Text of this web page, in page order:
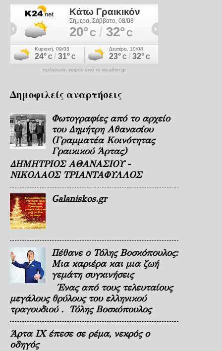
πρόγνωση καιρού από το weather.gr
Δημοφιλείς αναρτήσεις
Φωτογραφίες από το αρχείο
του Δημήτρη Αθανασίου
(Γραμματέα Κοινότητας
Γραικικού Άρτας)
ΔΗΜΗΤΡΙΟΣ ΑΘΑΝΑΣΙΟΥ -
ΝΙΚΟΛΑΟΣ ΤΡΙΑΝΤΑΦΥΛΛΟΣ
Galaniskos.gr
Πέθανε ο Τόλης Βοσκόπουλος:
Μια καριέρα και μια ζωή
γεμάτη συγκινήσεις
Ένας από τους τελευταίους
μεγάλους θρύλους του ελληνικού
τραγουδιού . Τόλης Βοσκόπουλος
Άρτα ΙΧ έπεσε σε ρέμα, νεκρός ο
οδηγός